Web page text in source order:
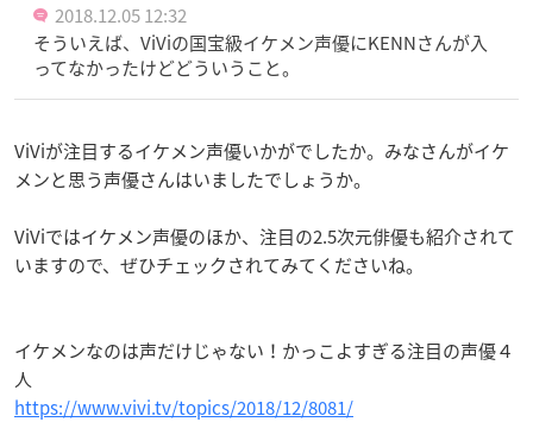
2018.12.05 12:32
そういえば、ViViの国宝級イケメン声優にKENNさんが入
ってなかったけどどういうこと。
ViViが注目するイケメン声優いかがでしたか。みなさんがイケ
メンと思う声優さんはいましたでしょうか。
ViViではイケメン声優のほか、注目の2.5次元俳優も紹介されて
いますので、ぜひチェックされてみてくださいね。
イケメンなのは声だけじゃない！かっこよすぎる注目の声優４
人
https://www.vivi.tv/topics/2018/12/8081/